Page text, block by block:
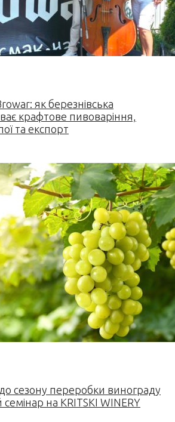
як березнівська
крафтове пивоваріння,
та експорт
сезону переробки винограду
на KRITSKI WINERY